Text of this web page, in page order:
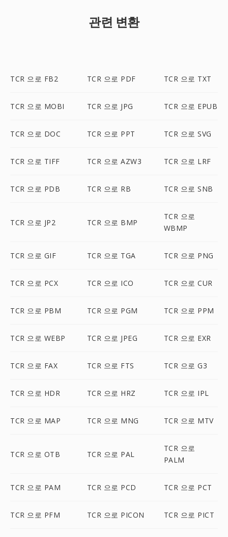
관련 변환
TCR 으로 FB2 TCR 으로 PDF TCR 으로 TXT
TCR 으로 MOBI TCR 으로 JPG TCR 으로 EPUB
TCR 으로 DOC TCR 으로 PPT TCR 으로 SVG
TCR 으로 TIFF TCR 으로 AZW3 TCR 으로 LRF
TCR 으로 PDB TCR 으로 RB TCR 으로 SNB
TCR 으로 JP2 TCR 으로 BMP
TCR 으로
WBMP
TCR 으로 GIF TCR 으로 TGA TCR 으로 PNG
TCR 으로 PCX TCR 으로 ICO TCR 으로 CUR
TCR 으로 PBM TCR 으로 PGM TCR 으로 PPM
TCR 으로 WEBP TCR 으로 JPEG TCR 으로 EXR
TCR 으로 FAX TCR 으로 FTS TCR 으로 G3
TCR 으로 HDR TCR 으로 HRZ TCR 으로 IPL
TCR 으로 MAP TCR 으로 MNG TCR 으로 MTV
TCR 으로 OTB TCR 으로 PAL
TCR 으로
PALM
TCR 으로 PAM TCR 으로 PCD TCR 으로 PCT
TCR 으로 PFM TCR 으로 PICON TCR 으로 PICT